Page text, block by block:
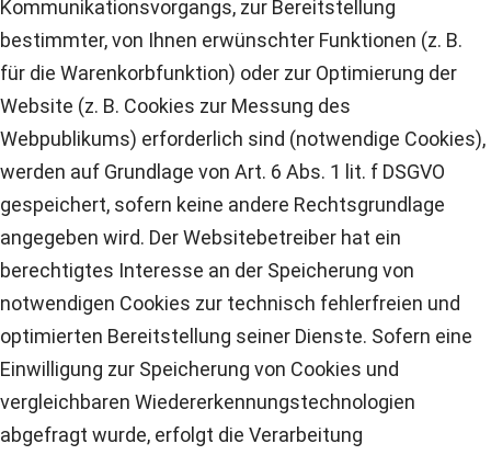
Kommunikationsvorgangs, zur Bereitstellung
bestimmter, von Ihnen erwünschter Funktionen (z. B.
für die Warenkorbfunktion) oder zur Optimierung der
Website (z. B. Cookies zur Messung des
Webpublikums) erforderlich sind (notwendige Cookies),
werden auf Grundlage von Art. 6 Abs. 1 lit. f DSGVO
gespeichert, sofern keine andere Rechtsgrundlage
angegeben wird. Der Websitebetreiber hat ein
berechtigtes Interesse an der Speicherung von
notwendigen Cookies zur technisch fehlerfreien und
optimierten Bereitstellung seiner Dienste. Sofern eine
Einwilligung zur Speicherung von Cookies und
vergleichbaren Wiedererkennungstechnologien
abgefragt wurde, erfolgt die Verarbeitung